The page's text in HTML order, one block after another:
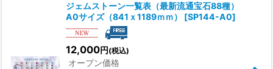
ジェムストーン一覧表（最新流通宝石88種）
A0サイズ（841ｘ1189ｍｍ）
[SP144-A0]
12,000円 (税込)
オープン価格